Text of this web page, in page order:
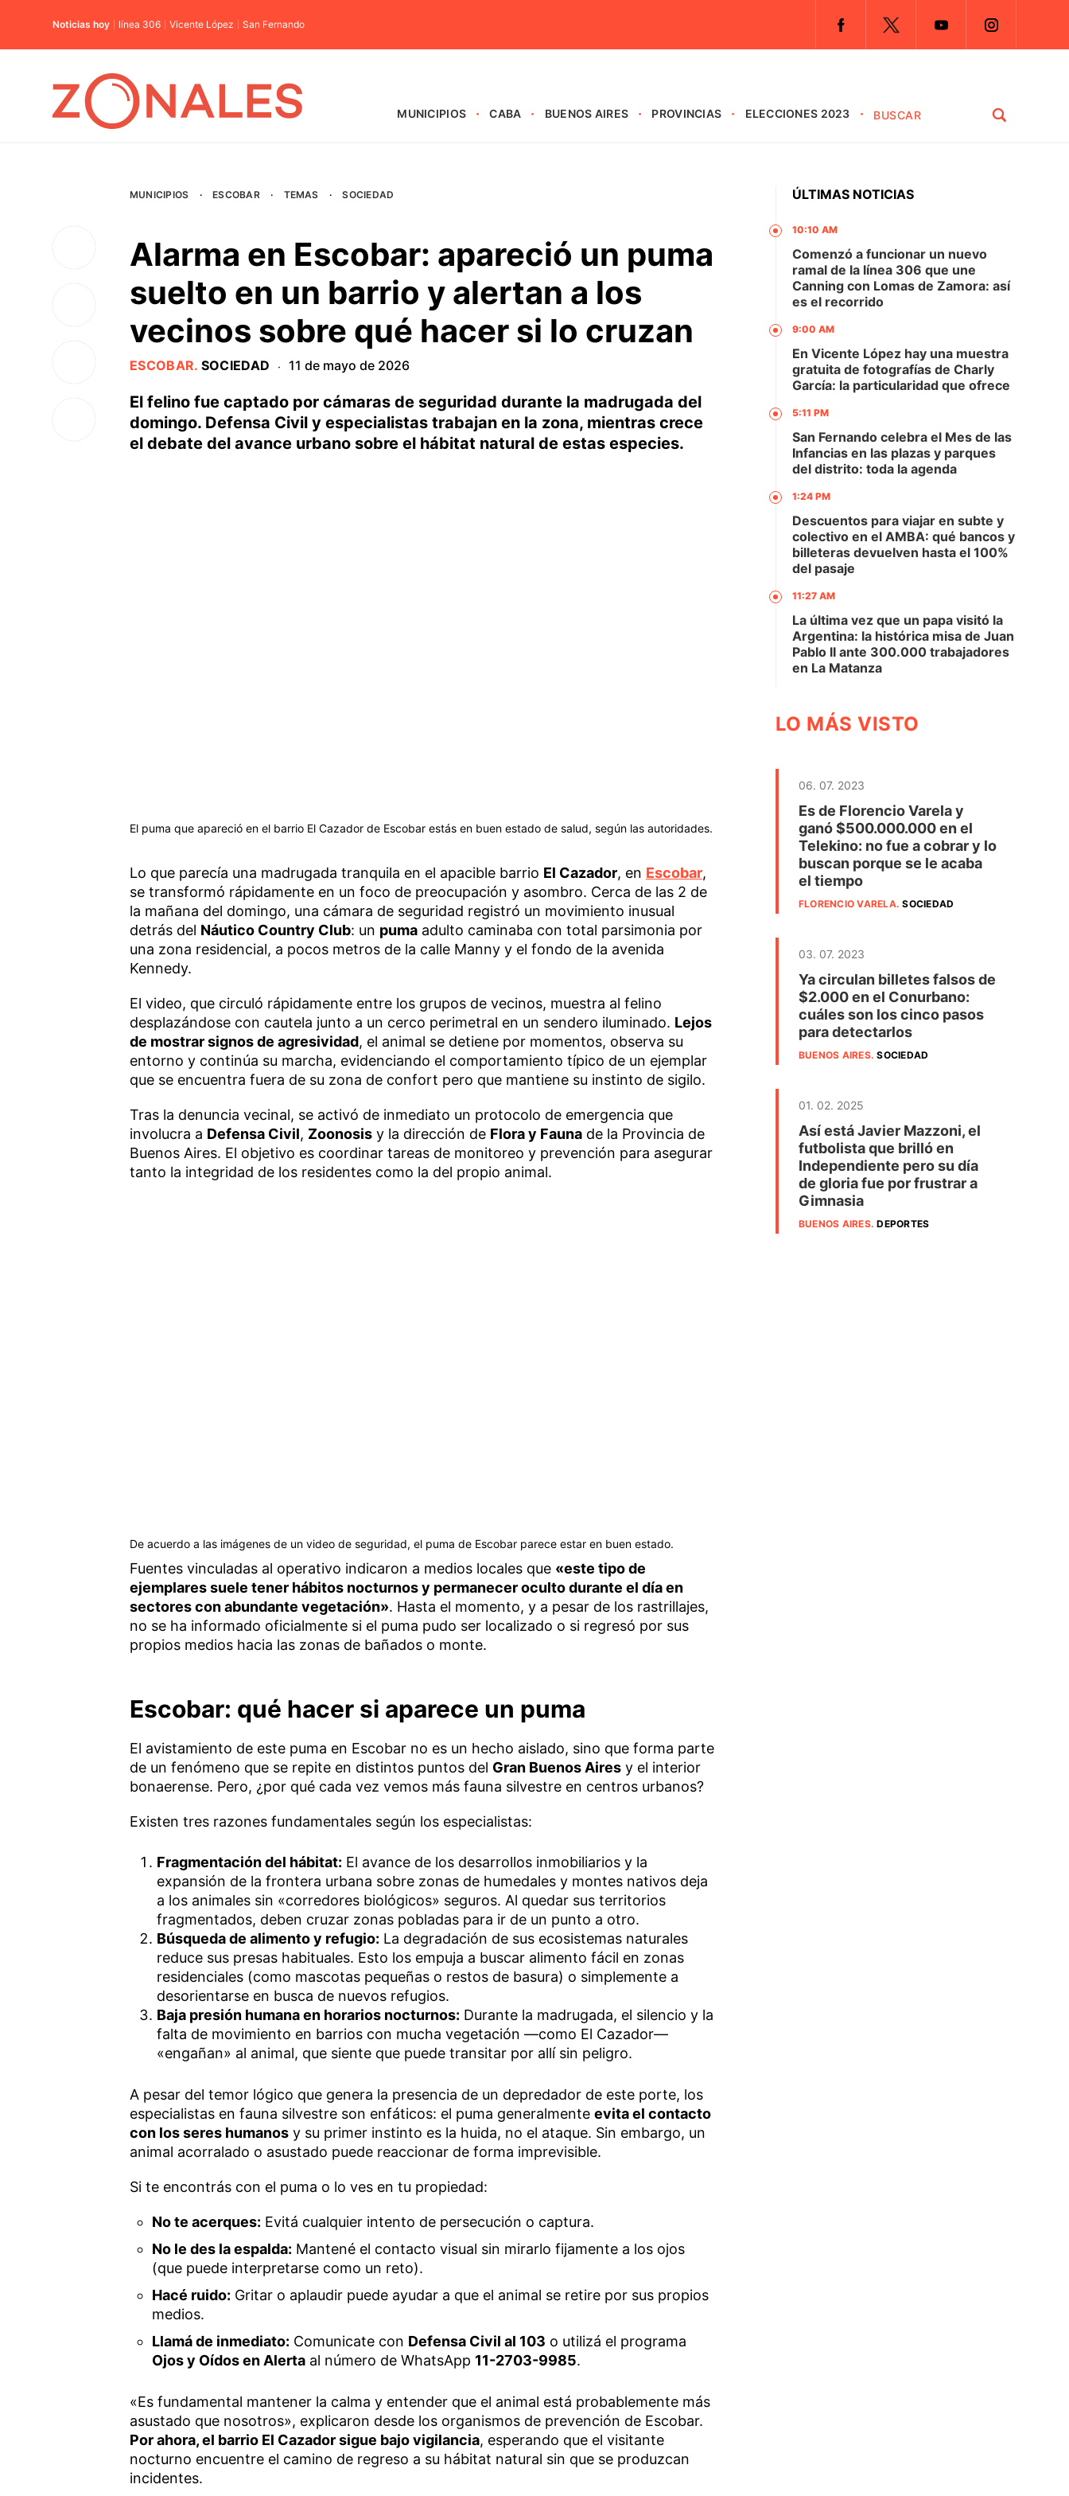
Noticias hoy línea 306 Vicente López San Fernando
MUNICIPIOS CABA BUENOS AIRES PROVINCIAS ELECCIONES 2023
MUNICIPIOS · ESCOBAR · TEMAS · SOCIEDAD
Alarma en Escobar: apareció un puma
suelto en un barrio y alertan a los
vecinos sobre qué hacer si lo cruzan
ESCOBAR. SOCIEDAD · 11 de mayo de 2026
El felino fue captado por cámaras de seguridad durante la madrugada del
domingo. Defensa Civil y especialistas trabajan en la zona, mientras crece
el debate del avance urbano sobre el hábitat natural de estas especies.
El puma que apareció en el barrio El Cazador de Escobar estás en buen estado de salud, según las autoridades.
Lo que parecía una madrugada tranquila en el apacible barrio El Cazador, en Escobar,
se transformó rápidamente en un foco de preocupación y asombro. Cerca de las 2 de
la mañana del domingo, una cámara de seguridad registró un movimiento inusual
detrás del Náutico Country Club: un pumaadulto caminaba con total parsimonia por
una zona residencial, a pocos metros de la calle Manny y el fondo de la avenida
Kennedy.
El video, que circuló rápidamente entre los grupos de vecinos, muestra al felino
desplazándose con cautela junto a un cerco perimetral en un sendero iluminado. Lejos
de mostrar signos de agresividad, el animal se detiene por momentos, observa su
entorno y continúa su marcha, evidenciando el comportamiento típico de un ejemplar
que se encuentra fuera de su zona de confort pero que mantiene su instinto de sigilo.
Tras la denuncia vecinal, se activó de inmediato un protocolo de emergencia que
involucra a Defensa Civil, Zoonosisy la dirección de Flora y Faunade la Provincia de
Buenos Aires. El objetivo es coordinar tareas de monitoreo y prevención para asegurar
tanto la integridad de los residentes como la del propio animal.
De acuerdo a las imágenes de un video de seguridad, el puma de Escobar parece estar en buen estado.
Fuentes vinculadas al operativo indicaron a medios locales que «este tipo de
ejemplares suele tener hábitos nocturnos y permanecer oculto durante el día en
sectores con abundante vegetación». Hasta el momento, y a pesar de los rastrillajes,
no se ha informado oficialmente si el puma pudo ser localizado o si regresó por sus
propios medios hacia las zonas de bañados o monte.
Escobar: qué hacer si aparece un puma
El avistamiento de este puma en Escobar no es un hecho aislado, sino que forma parte
de un fenómeno que se repite en distintos puntos del Gran Buenos Airesy el interior
bonaerense. Pero, ¿por qué cada vez vemos más fauna silvestre en centros urbanos?
Existen tres razones fundamentales según los especialistas:
Fragmentación del hábitat: El avance de los desarrollos inmobiliarios y la
expansión de la frontera urbana sobre zonas de humedales y montes nativos deja
a los animales sin «corredores biológicos» seguros. Al quedar sus territorios
fragmentados, deben cruzar zonas pobladas para ir de un punto a otro.
Búsqueda de alimento y refugio: La degradación de sus ecosistemas naturales
reduce sus presas habituales. Esto los empuja a buscar alimento fácil en zonas
residenciales (como mascotas pequeñas o restos de basura) o simplemente a
desorientarse en busca de nuevos refugios.
Baja presión humana en horarios nocturnos: Durante la madrugada, el silencio y la
falta de movimiento en barrios con mucha vegetación —como El Cazador—
«engañan» al animal, que siente que puede transitar por allí sin peligro.
A pesar del temor lógico que genera la presencia de un depredador de este porte, los
especialistas en fauna silvestre son enfáticos: el puma generalmente evita el contacto
con los seres humanosy su primer instinto es la huida, no el ataque. Sin embargo, un
animal acorralado o asustado puede reaccionar de forma imprevisible.
Si te encontrás con el puma o lo ves en tu propiedad:
No te acerques: Evitá cualquier intento de persecución o captura.
No le des la espalda: Mantené el contacto visual sin mirarlo fijamente a los ojos
(que puede interpretarse como un reto).
Hacé ruido: Gritar o aplaudir puede ayudar a que el animal se retire por sus propios
medios.
Llamá de inmediato: Comunicate con Defensa Civil al 103 o utilizá el programa
Ojos y Oídos en Alerta al número de WhatsApp 11-2703-9985.
«Es fundamental mantener la calma y entender que el animal está probablemente más
asustado que nosotros», explicaron desde los organismos de prevención de Escobar.
Por ahora, el barrio El Cazador sigue bajo vigilancia, esperando que el visitante
nocturno encuentre el camino de regreso a su hábitat natural sin que se produzcan
incidentes.
ÚLTIMAS NOTICIAS
10:10 AM
Comenzó a funcionar un nuevo
ramal de la línea 306 que une
Canning con Lomas de Zamora: así
es el recorrido
9:00 AM
En Vicente López hay una muestra
gratuita de fotografías de Charly
García: la particularidad que ofrece
5:11 PM
San Fernando celebra el Mes de las
Infancias en las plazas y parques
del distrito: toda la agenda
1:24 PM
Descuentos para viajar en subte y
colectivo en el AMBA: qué bancos y
billeteras devuelven hasta el 100%
del pasaje
11:27 AM
La última vez que un papa visitó la
Argentina: la histórica misa de Juan
Pablo II ante 300.000 trabajadores
en La Matanza
LO MÁS VISTO
06. 07. 2023
Es de Florencio Varela y
ganó $500.000.000 en el
Telekino: no fue a cobrar y lo
buscan porque se le acaba
el tiempo
FLORENCIO VARELA.SOCIEDAD
03. 07. 2023
Ya circulan billetes falsos de
$2.000 en el Conurbano:
cuáles son los cinco pasos
para detectarlos
BUENOS AIRES.SOCIEDAD
01. 02. 2025
Así está Javier Mazzoni, el
futbolista que brilló en
Independiente pero su día
de gloria fue por frustrar a
Gimnasia
BUENOS AIRES.DEPORTES